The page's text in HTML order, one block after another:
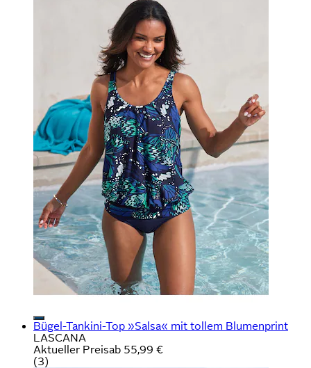
Bügel-Tankini-Top »Salsa« mit tollem Blumenprint
LASCANA
Aktueller Preisab 55,99 €
(3)